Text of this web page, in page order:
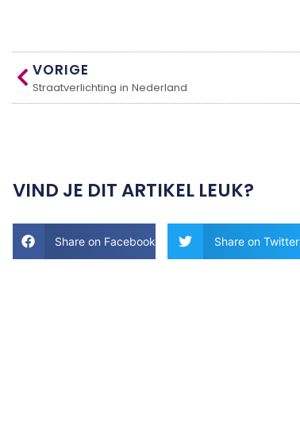
VORIGE
Straatverlichting in Nederland
VIND JE DIT ARTIKEL LEUK?
Share on Facebook Share on Twitter